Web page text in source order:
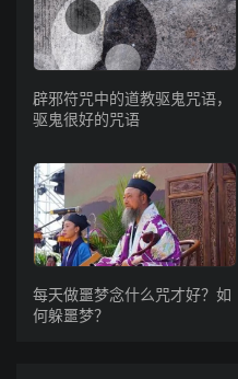
辟邪符咒中的道教驱鬼咒语，
驱鬼很好的咒语
每天做噩梦念什么咒才好？如
何躲噩梦？